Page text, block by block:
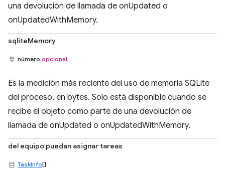
una devolución de llamada de onUpdated o
onUpdatedWithMemory.
sqliteMemory
número opcional
Es la medición más reciente del uso de memoria SQLite
del proceso, en bytes. Solo está disponible cuando se
recibe el objeto como parte de una devolución de
llamada de onUpdated o onUpdatedWithMemory.
del equipo puedan asignar tareas
TaskInfo[]